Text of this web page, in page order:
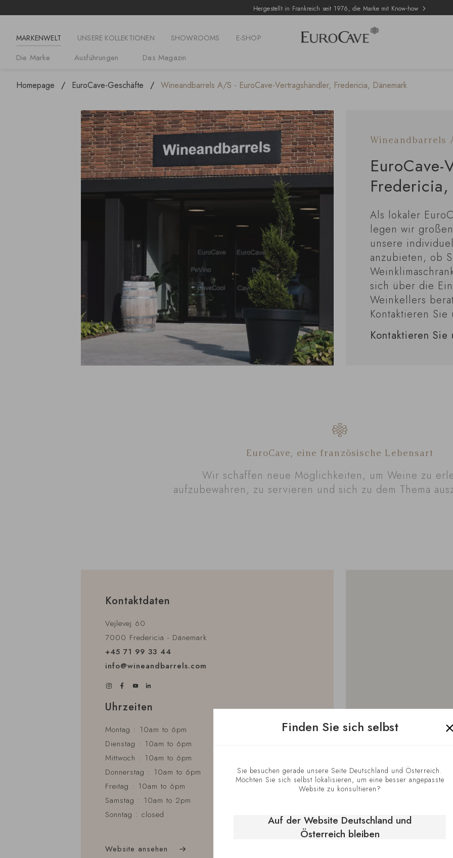
Hergestellt in Frankreich seit 1976, die Marke mit Know-how
MARKENWELT
Die Marke Ausführungen Das Magazin
UNSERE KOLLEKTIONEN SHOWROOMS E-SHOP
Homepage EuroCave-Geschäfte Wineandbarrels A/S - EuroCave-Vertragshändler, Fredericia, Dänemark
Wineandbarrels
EuroCave-
Als lokaler
legen wir
unsere
anzubieten, ob
sich über die
Weinkellers
Kontaktieren Sie
Kontaktieren Sie
EuroCave, eine französische Lebensart
Wir schaffen neue Möglichkeiten, um Weine zu
aufzubewahren, zu servieren und sich zu dem Thema
Kontaktdaten
Vejlevej 60
7000 Fredericia - Dänemark
+45 71 99 33 44
info@wineandbarrels.com
Uhrzeiten
Montag : 10am to 6pm
Dienstag : 10am to 6pm
Mittwoch : 10am to 6pm
Donnerstag : 10am to 6pm
Freitag : 10am to 6pm
Samstag : 10am to 2pm
Sonntag : closed
Website ansehen
Finden Sie sich selbst
Sie besuchen gerade unsere Seite Deutschland und Österreich.
Möchten Sie sich selbst lokalisieren, um eine besser angepasste
Website zu konsultieren?
Auf der Website Deutschland und
Österreich bleiben